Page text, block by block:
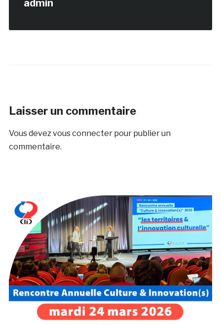
admin
Laisser un commentaire
Vous devezvous connecterpour publier un
commentaire.